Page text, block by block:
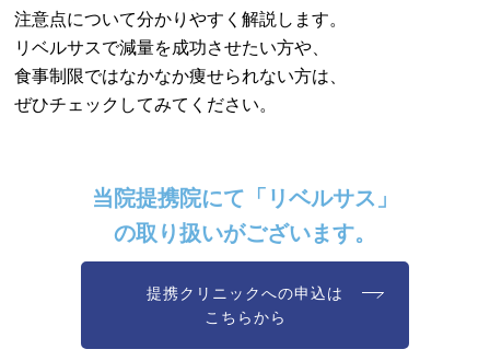
注意点について分かりやすく解説します。
リベルサスで減量を成功させたい方や、
食事制限ではなかなか痩せられない方は、
ぜひチェックしてみてください。
当院提携院にて「リベルサス」
の取り扱いがございます。
提携クリニックへの申込は
こちらから